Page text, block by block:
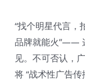
“找个明星代言，
品牌就能火”——
见。不可否认，
将 “战术性广告传